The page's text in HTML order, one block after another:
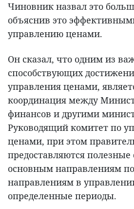
Чиновник назвал это
объяснив это
управлению ценами.
Он сказал, что одним из
способствующих
управления ценами,
координация между
финансов и другими
Руководящий комитет по
ценами, при этом
предоставляются полезные
основным направлениям
направлениям в
определенные периоды.